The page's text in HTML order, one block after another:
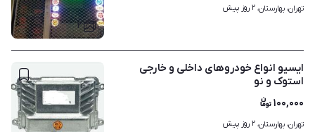
۲
تهران، بهارستان، ۲ روز پیش
ایسیو انواع خودروهای داخلی و خارجی
استوک و نو
۱۰۰,۰۰۰
تهران، بهارستان، ۲ روز پیش